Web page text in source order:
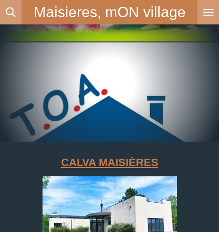
Passer
contenu
principal
Maisieres, mON village
CALVA MAISIÈRES